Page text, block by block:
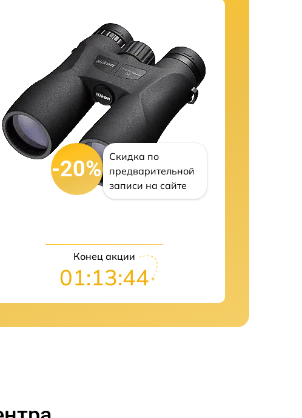
-20%
Скидка по
предварительной
записи на сайте
Конец акции
01:13:42